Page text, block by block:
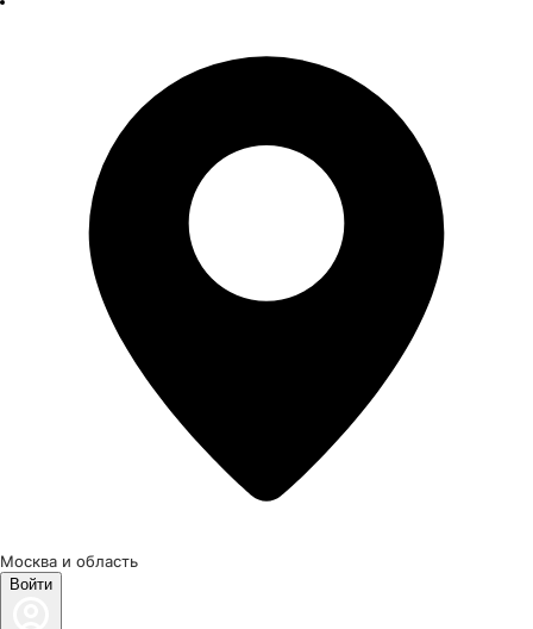
Москва и область
Войти